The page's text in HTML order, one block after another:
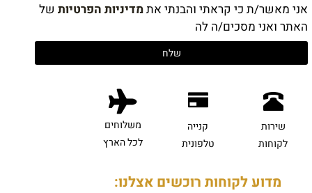
אני מאשר/ת כי קראתי והבנתי אתמדיניות הפרטיות של
האתר ואני מסכים/ה לה
שירות
לקוחות
קנייה
טלפונית
משלוחים
לכל הארץ
מדוע לקוחות רוכשים אצלנו: